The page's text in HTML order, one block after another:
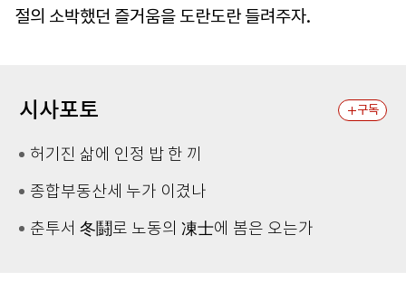
절의 소박했던 즐거움을 도란도란 들려주자.
시사포토 구독
허기진 삶에 인정 밥 한 끼
종합부동산세 누가 이겼나
춘투서 冬鬪로 노동의 凍士에 봄은 오는가